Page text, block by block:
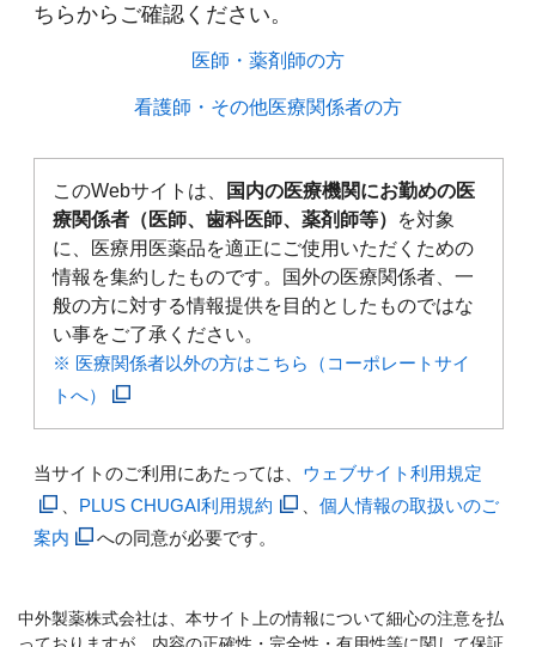
ちらからご確認ください。​
医師・薬剤師の方​
看護師・その他医療関係者の方​
このWebサイトは、
国内の医療機関にお勤めの医
療関係者（医師、歯科医師、薬剤師等）
を対象
に、医療用医薬品を適正にご使用いただくための
情報を集約したものです。国外の医療関係者、一
般の方に対する情報提供を目的としたものではな
い事をご了承ください。
※ 医療関係者以外の方はこちら（コーポレートサイ
トへ）
当サイトのご利用にあたっては、 ウェブサイト利用規定
PLUS CHUGAI利用規約
個人情報の取扱いのご
案内
への同意が必要です。
中外製薬株式会社は、本サイト上の情報について細心の注意を払
っておりますが、内容の正確性・完全性・有用性等に関して保証